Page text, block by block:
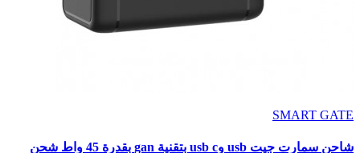
SMART GATE
شاحن سمارت جيت usb وusb c بتقنية gan بقدرة 45 واط شحن